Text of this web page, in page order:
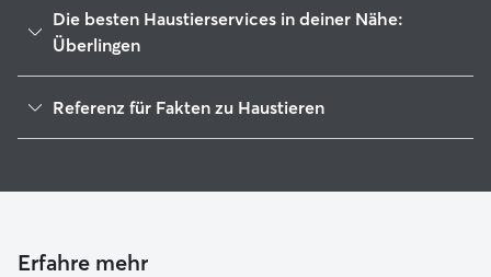
Die besten Haustierservices in deiner Nähe:
Überlingen
Hundekindergarten in Überlingen
Katzensitter in Überlingen
Referenz für Fakten zu Haustieren
Erfahre mehr